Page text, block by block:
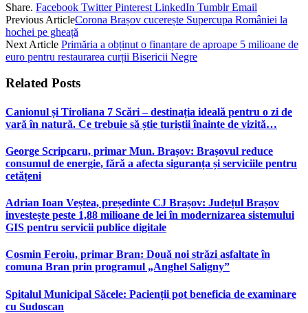
Share. Facebook Twitter Pinterest LinkedIn Tumblr Email
Previous ArticleCorona Brașov cucerește Supercupa României la
hochei pe gheață
Next Article Primăria a obținut o finanțare de aproape 5 milioane de
euro pentru restaurarea curții Bisericii Negre
Related Posts
Canionul și Tiroliana 7 Scări – destinația ideală pentru o zi de
vară în natură. Ce trebuie să știe turiștii înainte de vizită…
George Scripcaru, primar Mun. Brașov: Brașovul reduce
consumul de energie, fără a afecta siguranța și serviciile pentru
cetățeni
Adrian Ioan Veștea, președinte CJ Brașov: Județul Brașov
investește peste 1,88 milioane de lei în modernizarea sistemului
GIS pentru servicii publice digitale
Cosmin Feroiu, primar Bran: Două noi străzi asfaltate în
comuna Bran prin programul „Anghel Saligny”
Spitalul Municipal Săcele: Pacienții pot beneficia de examinare
cu Sudoscan